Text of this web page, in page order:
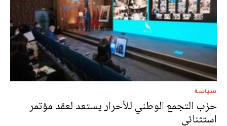
سياسة
حزب التجمع الوطني للأحرار يستعد لعقد مؤتمر
استثنائي